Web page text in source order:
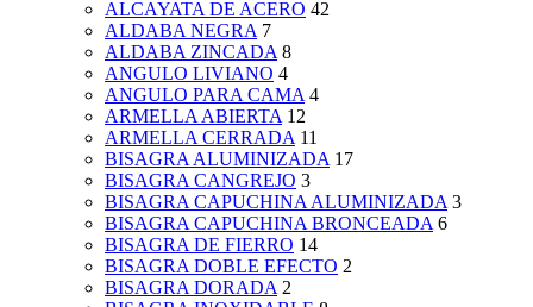
ALCAYATA DE ACERO 42
ALDABA NEGRA 7
ALDABA ZINCADA 8
ANGULO LIVIANO 4
ANGULO PARA CAMA 4
ARMELLA ABIERTA 12
ARMELLA CERRADA 11
BISAGRA ALUMINIZADA 17
BISAGRA CANGREJO 3
BISAGRA CAPUCHINA ALUMINIZADA 3
BISAGRA CAPUCHINA BRONCEADA 6
BISAGRA DE FIERRO 14
BISAGRA DOBLE EFECTO 2
BISAGRA DORADA 2